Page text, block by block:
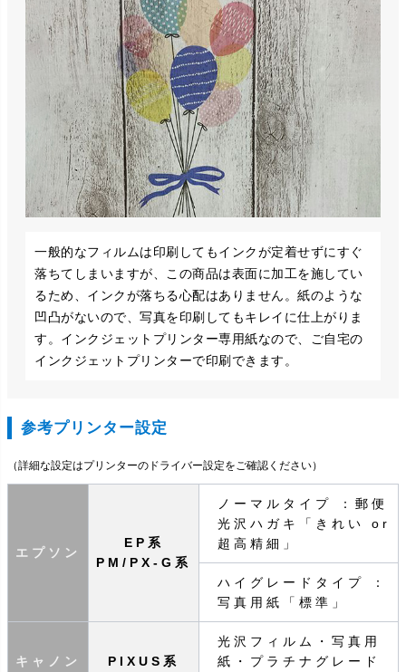
一般的なフィルムは印刷してもインクが定着せずにすぐ
落ちてしまいますが、この商品は表面に加工を施してい
るため、インクが落ちる心配はありません。紙のような
凹凸がないので、写真を印刷してもキレイに仕上がりま
す。インクジェットプリンター専用紙なので、ご自宅の
インクジェットプリンターで印刷できます。
参考プリンター設定
（詳細な設定はプリンターのドライバー設定をご確認ください）
エプソン
EP系
PM/PX-G系
ノーマルタイプ ：郵便
光沢ハガキ「きれい or
超高精細」
ハイグレードタイプ ：
写真用紙「標準」
キャノン PIXUS系
光沢フィルム・写真用
紙・プラチナグレード